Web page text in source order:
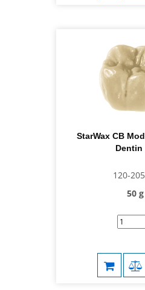
StarWax CB
Dentin
120-
50 g